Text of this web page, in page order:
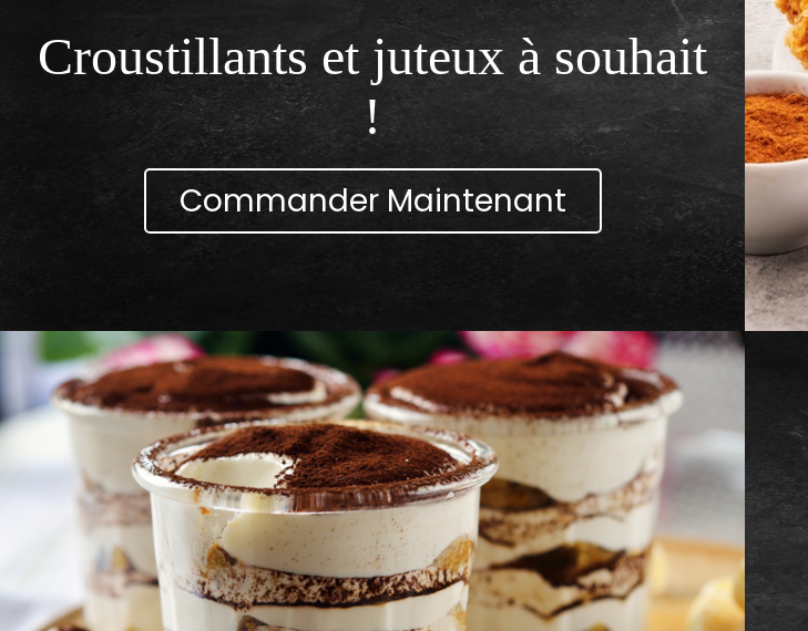
Croustillants et juteux à souhait
!
Commander Maintenant